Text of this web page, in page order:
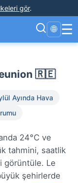
gör.
🌐 ☰
🇷🇪
Ayında Hava
24°C ve
tahmini, saatlik
görüntüle. Le
şehirlerde